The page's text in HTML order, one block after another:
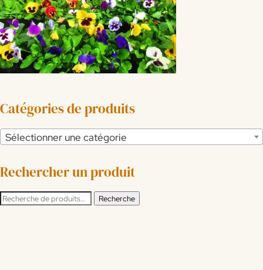
Catégories de produits
Sélectionner une catégorie
Rechercher un produit
Recherche
Recherche